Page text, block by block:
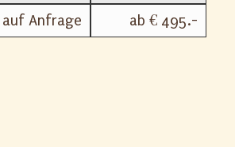
auf Anfrage
ab € 495.-